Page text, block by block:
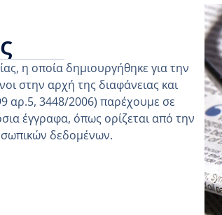
η οποία δημιουργήθηκε για την
στην αρχή της διαφάνειας και
αρ.5, 3448/2006) παρέχουμε σε
έγγραφα, όπως ορίζεται από την
δεδομένων.